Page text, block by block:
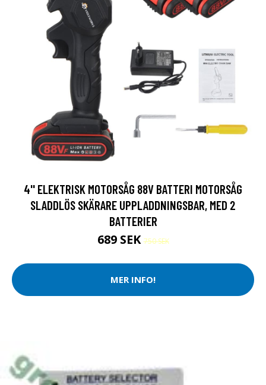
4'' ELEKTRISK MOTORSÅG 88V BATTERI MOTORSÅG
SLADDLÖS SKÄRARE UPPLADDNINGSBAR, MED 2
BATTERIER
689 SEK750 SEK
MER INFO!